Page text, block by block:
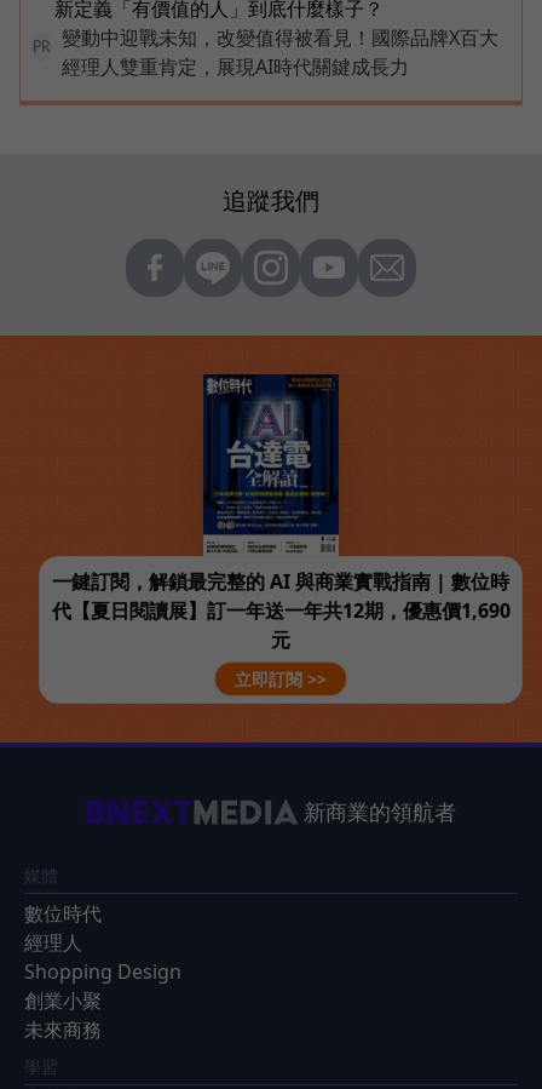
新定義「有價值的人」到底什麼樣子？
PR
變動中迎戰未知，改變值得被看見！國際品牌X百大
經理人雙重肯定，展現AI時代關鍵成長力
追蹤我們
一鍵訂閱，解鎖最完整的 AI 與商業實戰指南 | 數位時
代【夏日閱讀展】訂一年送一年共12期，優惠價1,690
元
立即訂閱 >>
新商業的領航者
媒體
數位時代
經理人
Shopping Design
創業小聚
未來商務
學習